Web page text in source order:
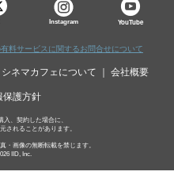
Instagram YouTube
料サービスに関するお問合せについて
シネマカフェについて 会社概要
保護方針
、契約した場合に、
されることがあります。
・画像の無断転載を禁じます。
IID, Inc.